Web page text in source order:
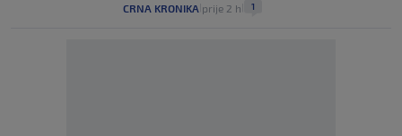
CRNA KRONIKA prije 2 h 1